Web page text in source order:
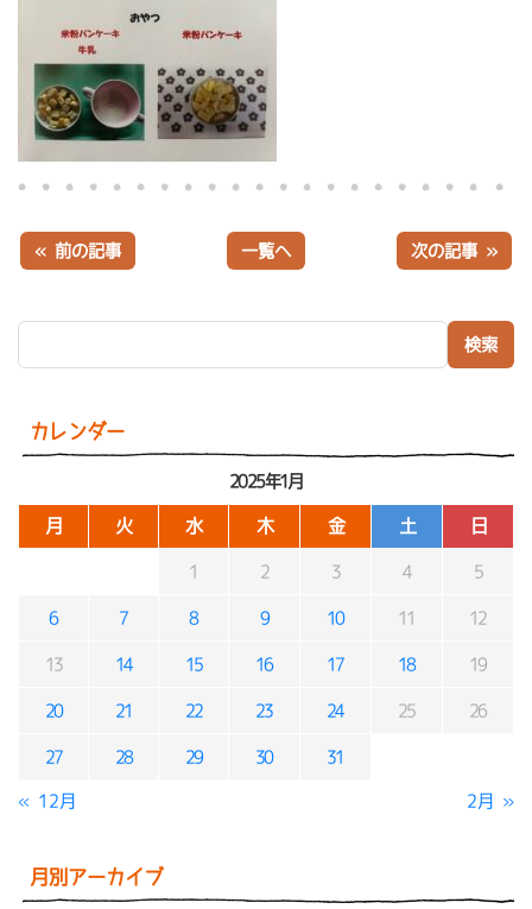
カレンダー
2025年1月
月 火 水 木 金 土 日
1 2 3 4 5
6 7 8 9 10 11 12
13 14 15 16 17 18 19
20 21 22 23 24 25 26
27 28 29 30 31
« 12月 2月 »
月別アーカイブ
« 前の記事 一覧へ 次の記事 »